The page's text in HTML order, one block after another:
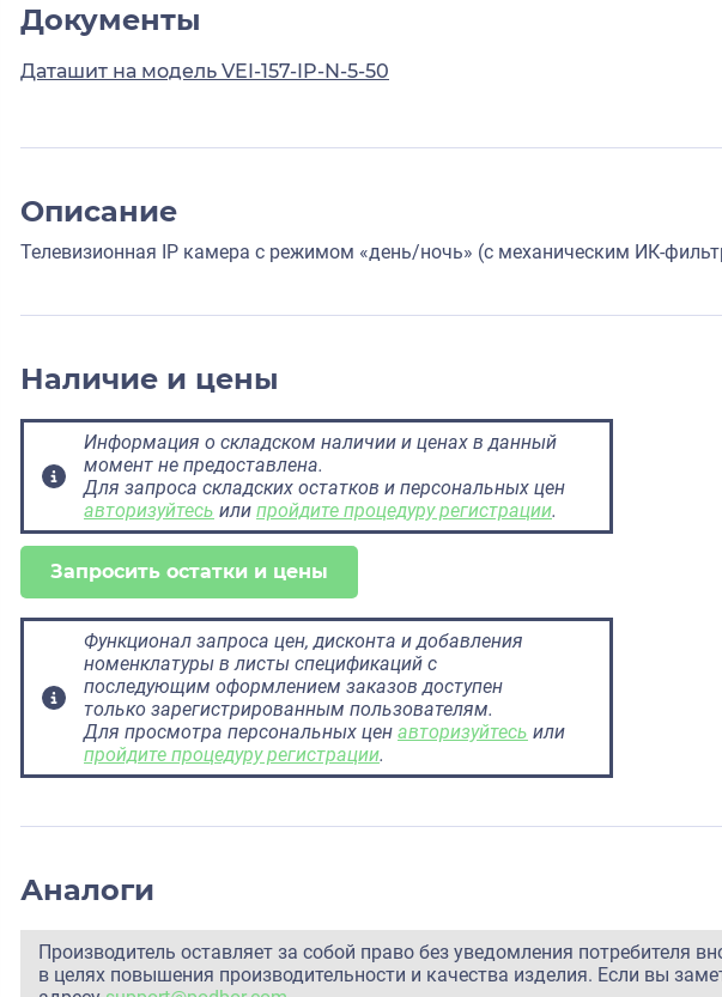
Документы
Даташит на модель VEI-157-IP-N-5-50
Описание
Телевизионная IP камера с режимом «день/ночь» (с механическим ИК-
Наличие и цены
Информация о складском наличии и ценах в данный
момент не предоставлена.
Для запроса складских остатков и персональных цен
авторизуйтесь или пройдите процедуру регистрации.
Запросить остатки и цены
Функционал запроса цен, дисконта и добавления
номенклатуры в листы спецификаций с
последующим оформлением заказов доступен
только зарегистрированным пользователям.
Для просмотра персональных цен авторизуйтесь или
пройдите процедуру регистрации.
Аналоги
Производитель оставляет за собой право без уведомления потребителя
в целях повышения производительности и качества изделия. Если вы